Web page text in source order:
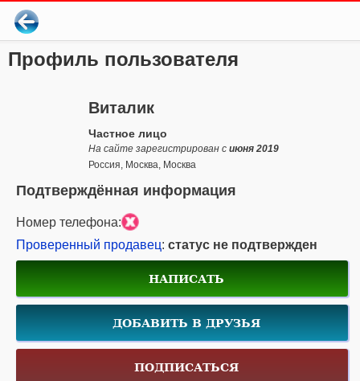
Профиль пользователя
Виталик
Частное лицо
На сайте зарегистрирован с июня 2019
Россия, Москва, Москва
Подтверждённая информация
Номер телефона:
Проверенный продавец: статус не подтвержден
НАПИСАТЬ
ДОБАВИТЬ В ДРУЗЬЯ
ПОДПИСАТЬСЯ